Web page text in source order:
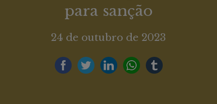
para sanção
24 de outubro de 2023